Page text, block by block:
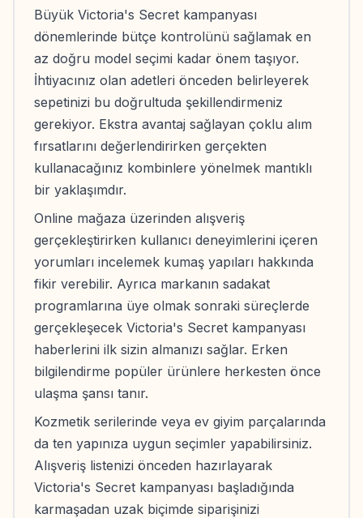
Büyük Victoria's Secret kampanyası
dönemlerinde bütçe kontrolünü sağlamak en
az doğru model seçimi kadar önem taşıyor.
İhtiyacınız olan adetleri önceden belirleyerek
sepetinizi bu doğrultuda şekillendirmeniz
gerekiyor. Ekstra avantaj sağlayan çoklu alım
fırsatlarını değerlendirirken gerçekten
kullanacağınız kombinlere yönelmek mantıklı
bir yaklaşımdır.
Online mağaza üzerinden alışveriş
gerçekleştirirken kullanıcı deneyimlerini içeren
yorumları incelemek kumaş yapıları hakkında
fikir verebilir. Ayrıca markanın sadakat
programlarına üye olmak sonraki süreçlerde
gerçekleşecek Victoria's Secret kampanyası
haberlerini ilk sizin almanızı sağlar. Erken
bilgilendirme popüler ürünlere herkesten önce
ulaşma şansı tanır.
Kozmetik serilerinde veya ev giyim parçalarında
da ten yapınıza uygun seçimler yapabilirsiniz.
Alışveriş listenizi önceden hazırlayarak
Victoria's Secret kampanyası başladığında
karmaşadan uzak biçimde siparişinizi